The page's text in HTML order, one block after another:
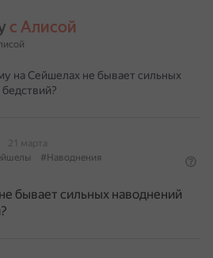
с Алисой
на Сейшелах не бывает сильных
21 марта
#Наводнения
бывает сильных наводнений